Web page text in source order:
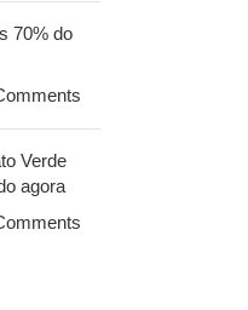
70% do
Verde
agora